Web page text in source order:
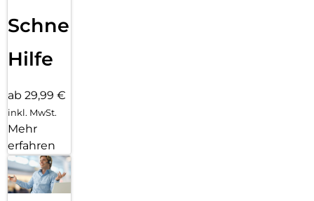
Schnelle
Hilfe
ab 29,99 €
inkl. MwSt.
Mehr
erfahren